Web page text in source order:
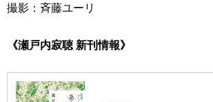
撮影：斉藤ユーリ
《瀬戸内寂聴 新刊情報》